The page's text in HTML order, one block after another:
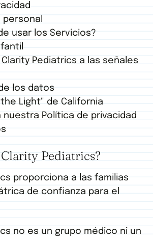
personal
usar los Servicios?
Clarity Pediatrics a las señales
los datos
the Light" de California
nuestra Política de privacidad
Pediatrics?
proporciona a las familias
de confianza para el
no es un grupo médico ni un